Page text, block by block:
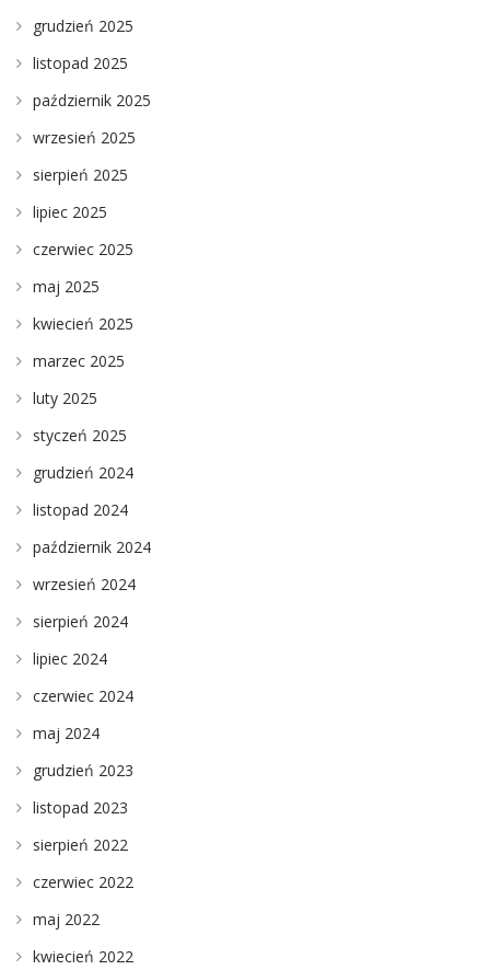
grudzień 2025
listopad 2025
październik 2025
wrzesień 2025
sierpień 2025
lipiec 2025
czerwiec 2025
maj 2025
kwiecień 2025
marzec 2025
luty 2025
styczeń 2025
grudzień 2024
listopad 2024
październik 2024
wrzesień 2024
sierpień 2024
lipiec 2024
czerwiec 2024
maj 2024
grudzień 2023
listopad 2023
sierpień 2022
czerwiec 2022
maj 2022
kwiecień 2022